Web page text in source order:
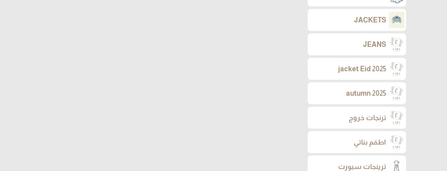
JACKETS
JEANS
jacket Eid 2025
autumn 2025
ترنجات خروج
اطقم بناتي
ترينجات سبورت